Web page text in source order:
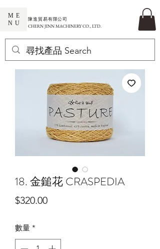
ME
NU
​陳進貿易有限公司
CHERN JINN MACHINERY CO., LTD.
18. 金鎚花 CRASPEDIA
$320.00價
數量 *